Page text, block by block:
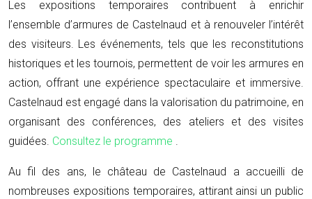
Les expositions temporaires contribuent à enrichir
l’ensemble d’armures de Castelnaud et à renouveler l’intérêt
des visiteurs. Les événements, tels que les reconstitutions
historiques et les tournois, permettent de voir les armures en
action, offrant une expérience spectaculaire et immersive.
Castelnaud est engagé dans la valorisation du patrimoine, en
organisant des conférences, des ateliers et des visites
guidées. Consultez le programme .
Au fil des ans, le château de Castelnaud a accueilli de
nombreuses expositions temporaires, attirant ainsi un public